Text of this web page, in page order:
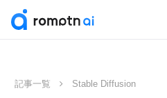
記事一覧 Stable Diffusion